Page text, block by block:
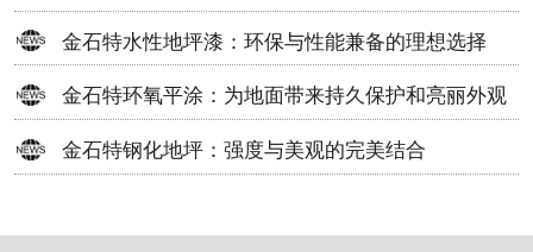
金石特水性地坪漆：环保与性能兼备的理想选择
金石特环氧平涂：为地面带来持久保护和亮丽外观
金石特钢化地坪：强度与美观的完美结合